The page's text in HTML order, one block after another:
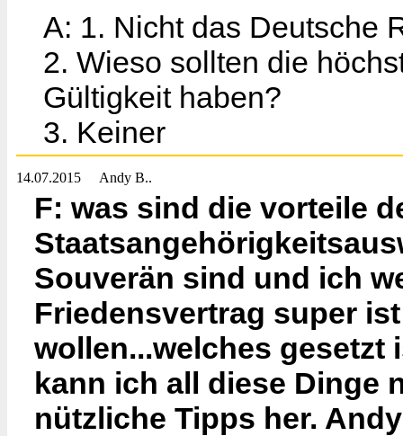
A: 1. Nicht das Deutsche
2. Wieso sollten die
Gültigkeit haben?
3. Keiner
14.07.2015 Andy B..
F: was sind die vorteile
Souverän sind und ich
Friedensvertrag super
wollen...welches
kann ich all diese Dinge
nützliche Tipps her.